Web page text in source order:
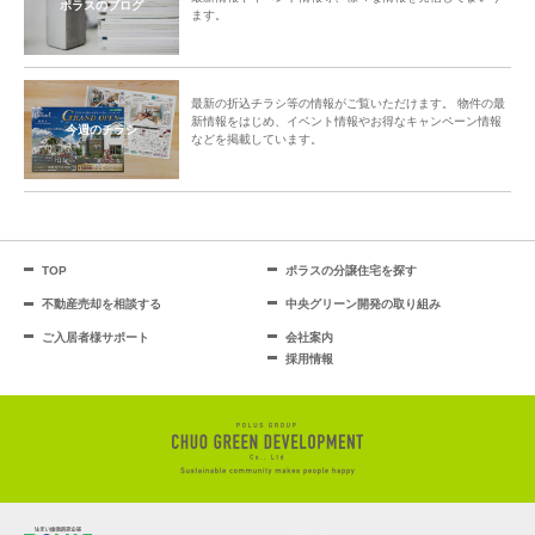
ポラスのブログ
ます。
今週のチラシ
最新の折込チラシ等の情報がご覧いただけます。 物件の最
新情報をはじめ、イベント情報やお得なキャンペーン情報
などを掲載しています。
TOP ポラスの分譲住宅を探す
不動産売却を相談する 中央グリーン開発の取り組み
ご入居者様サポート
会社案内
採用情報